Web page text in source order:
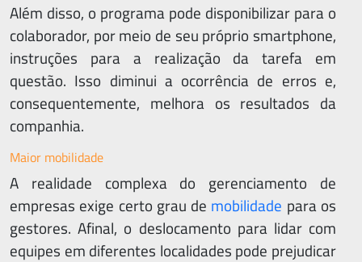
Além disso, o programa pode disponibilizar para o
colaborador, por meio de seu próprio smartphone,
instruções para a realização da tarefa em
questão. Isso diminui a ocorrência de erros e,
consequentemente, melhora os resultados da
companhia.
Maior mobilidade
A realidade complexa do gerenciamento de
empresas exige certo grau de mobilidade para os
gestores. Afinal, o deslocamento para lidar com
equipes em diferentes localidades pode prejudicar